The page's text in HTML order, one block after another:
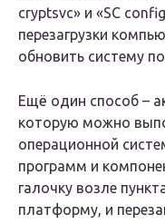
cryptsvc» и «SC
перезагрузки
обновить систему
Ещё один способ –
которую можно
операционной
программ и
галочку возле
платформу, и